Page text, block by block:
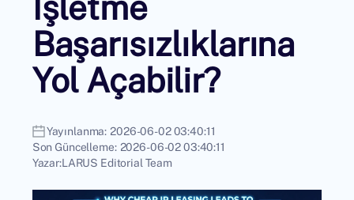
Başarısızlıklarına
Yol Açabilir?
Yayınlanma: 2026-06-02 03:40:11
Son Güncelleme: 2026-06-02 03:40:11
Yazar:LARUS Editorial Team